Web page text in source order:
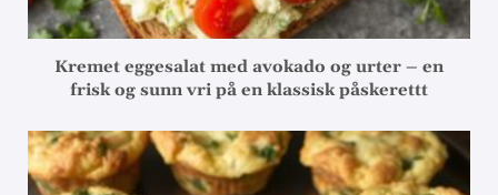
Kremet eggesalat med avokado og urter – en
frisk og sunn vri på en klassisk påskerettt